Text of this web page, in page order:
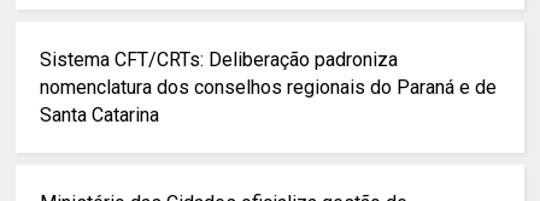
Sistema CFT/CRTs: Deliberação padroniza
nomenclatura dos conselhos regionais do Paraná e de
Santa Catarina